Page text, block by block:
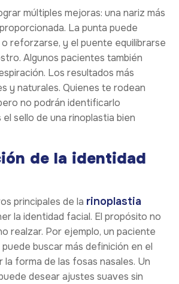
múltiples mejoras: una nariz más
La punta puede
reforzarse, y el puente equilibrarse
Algunos pacientes también
Los resultados más
y naturales. Quienes te rodean
no podrán identificarlo
sello de una rinoplastia bien
de la identidad
principales de la rinoplastia
la identidad facial. El propósito no
realzar. Por ejemplo, un paciente
buscar más definición en el
la forma de las fosas nasales. Un
desear ajustes suaves sin